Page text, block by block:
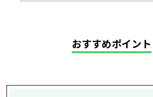
おすすめポイント